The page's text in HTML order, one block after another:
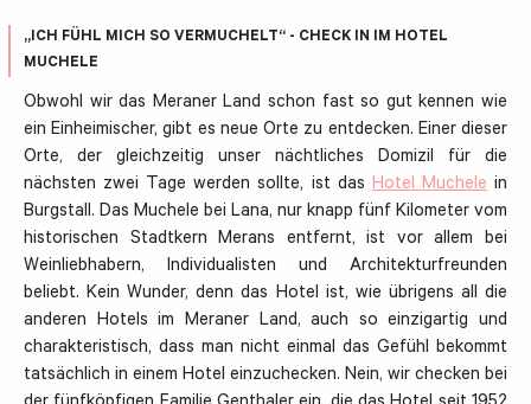
„ICH FÜHL MICH SO VERMUCHELT“ - CHECK IN IM HOTEL
MUCHELE
Obwohl wir das Meraner Land schon fast so gut kennen wie
ein Einheimischer, gibt es neue Orte zu entdecken. Einer dieser
Orte, der gleichzeitig unser nächtliches Domizil für die
nächsten zwei Tage werden sollte, ist das Hotel Muchelein
Burgstall. Das Muchele bei Lana, nur knapp fünf Kilometer vom
historischen Stadtkern Merans entfernt, ist vor allem bei
Weinliebhabern, Individualisten und Architekturfreunden
beliebt. Kein Wunder, denn das Hotel ist, wie übrigens all die
anderen Hotels im Meraner Land, auch so einzigartig und
charakteristisch, dass man nicht einmal das Gefühl bekommt
tatsächlich in einem Hotel einzuchecken. Nein, wir checken bei